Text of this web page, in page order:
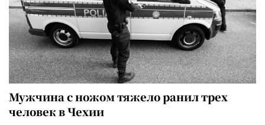
Мужчина с ножом тяжело ранил трех
человек в Чехии